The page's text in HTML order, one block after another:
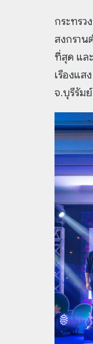
กระทรว
สงกรา
ที่สุด แล
เรืองแ
จ.บุรีรัมย์